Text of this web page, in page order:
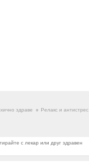
здраве
Релакс и антистрес
с лекар или друг здравен